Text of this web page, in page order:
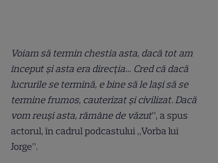
Voiam să termin chestia asta, dacă tot am
început și asta era direcția… Cred că dacă
lucrurile se termină, e bine să le lași să se
termine frumos, cauterizat și civilizat. Dacă
vom reuși asta, rămâne de văzut”, a spus
actorul, în cadrul podcastului „Vorba lui
Jorge”.